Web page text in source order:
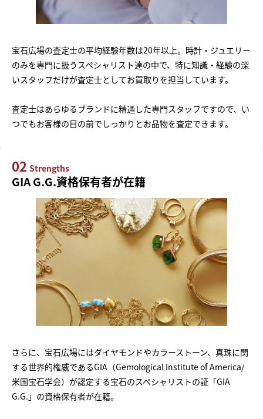
宝石広場の査定士の平均経験年数は20年以上。時計・ジュエリー
のみを専門に扱うスペシャリスト達の中で、特に知識・経験の深
いスタッフだけが査定士としてお買取りを担当しています。
査定士はあらゆるブランドに精通した専門スタッフですので、い
つでもお客様の目の前でしっかりとお品物を査定できます。
02 Strengths
GIA G.G.資格保有者が在籍
さらに、宝石広場にはダイヤモンドやカラーストーン、真珠に関
する世界的権威であるGIA（Gemological Institute of America/
米国宝石学会）が認定する宝石のスペシャリストの証「GIA
G.G.」の資格保有者が在籍。